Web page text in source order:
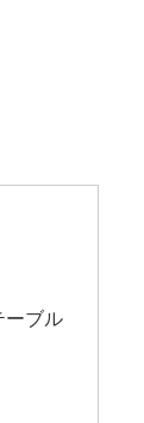
ーブル